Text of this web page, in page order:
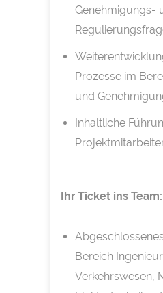
Genehmigungs-
Prozesse im
und
Inhaltliche
Ihr Ticket ins Team:
Bereich
Verkehrswesen,